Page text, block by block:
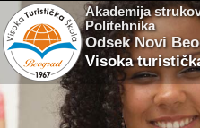
Akademija
Politehnika
Odsek Novi
Visoka